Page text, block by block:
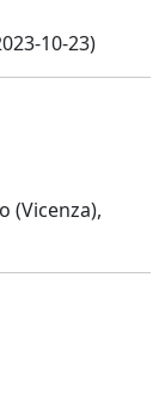
10-23)
(Vicenza),